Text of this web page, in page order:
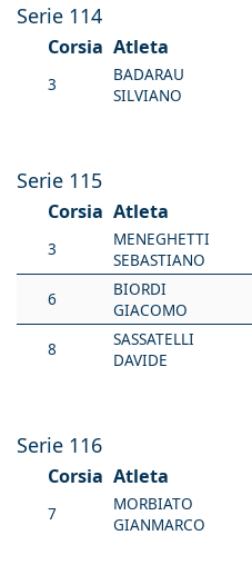
Serie 114
Corsia Atleta
3
BADARAU
SILVIANO
Serie 115
Corsia Atleta
3
MENEGHETTI
SEBASTIANO
6
BIORDI
GIACOMO
8
SASSATELLI
DAVIDE
Serie 116
Corsia Atleta
7
MORBIATO
GIANMARCO